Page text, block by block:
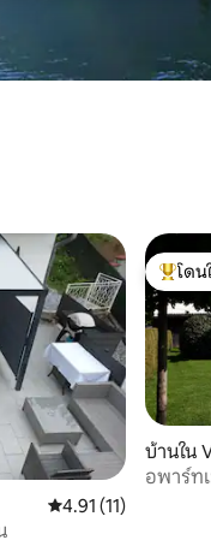
คะแนนเฉลี่ย 4.91 จาก
4.91 (11)
โดนใ
โดน
บ้านใน
อพาร์ท